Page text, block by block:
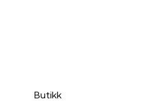
Butikk